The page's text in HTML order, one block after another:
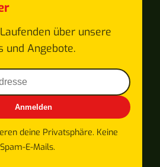
über unsere
und Angebote.
Anmelden
deine Privatsphäre. Keine
Spam-E-Mails.